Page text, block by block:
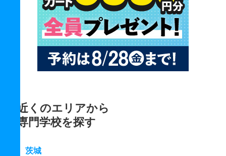
近くのエリアから
専門学校を探す
茨城